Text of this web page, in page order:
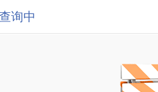
询中